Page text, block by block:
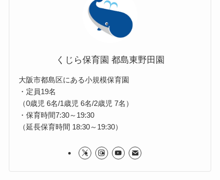
くじら保育園 都島東野田園
大阪市都島区にある小規模保育園
・定員19名
（0歳児 6名/1歳児 6名/2歳児 7名）
・保育時間7:30～19:30
（延長保育時間 18:30～19:30）